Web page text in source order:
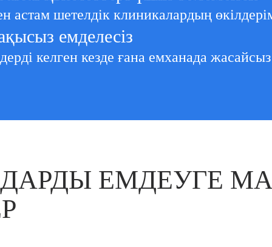
астам шетелдік клиникалардың
емделесіз
келген кезде ғана емханада жасайсыз
ЕМДЕУГЕ